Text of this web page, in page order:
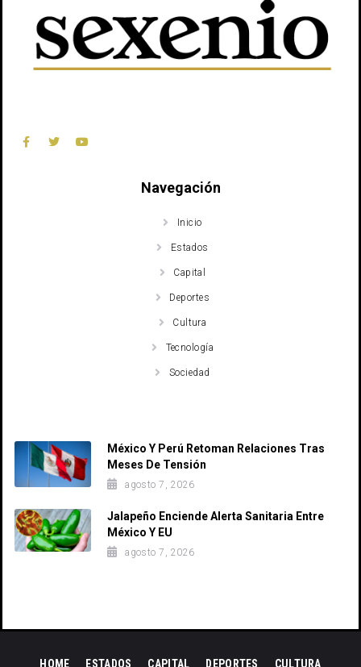
Navegación
Inicio
Estados
Capital
Deportes
Cultura
Tecnología
Sociedad
México Y Perú Retoman Relaciones Tras
Meses De Tensión
agosto 7, 2026
Jalapeño Enciende Alerta Sanitaria Entre
México Y EU
agosto 7, 2026
HOME ESTADOS CAPITAL DEPORTES CULTURA